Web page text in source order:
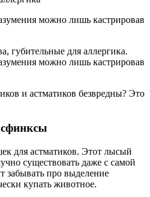
можно лишь кастрировав
губительные для аллергика.
можно лишь кастрировав
и астматиков безвредны? Это
для астматиков. Этот лысый
существовать даже с самой
забывать про выделение
купать животное.